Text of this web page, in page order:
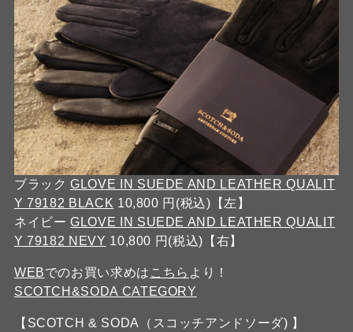
ブラックGLOVE IN SUEDE AND LEATHER QUALIT
Y 79182 BLACK 10,800 円(税込)【左】
ネイビーGLOVE IN SUEDE AND LEATHER QUALIT
Y 79182 NEVY 10,800 円(税込)【右】
WEBでのお買い求めは こちら より！
SCOTCH&SODA CATEGORY
【SCOTCH & SODA（スコッチアンドソーダ) 】